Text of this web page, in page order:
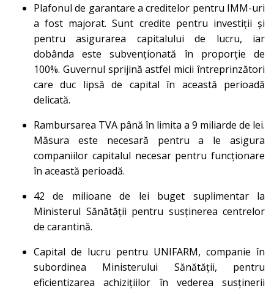
Plafonul de garantare a creditelor pentru IMM-uri
a fost majorat. Sunt credite pentru investiții și
pentru asigurarea capitalului de lucru, iar
dobânda este subvenționată în proporție de
100%. Guvernul sprijină astfel micii întreprinzători
care duc lipsă de capital în această perioadă
delicată.
Rambursarea TVA până în limita a 9 miliarde de lei.
Măsura este necesară pentru a le asigura
companiilor capitalul necesar pentru funcționare
în această perioadă.
42 de milioane de lei buget suplimentar la
Ministerul Sănătății pentru susținerea centrelor
de carantină.
Capital de lucru pentru UNIFARM, companie în
subordinea Ministerului Sănătății, pentru
eficientizarea achizițiilor în vederea susținerii